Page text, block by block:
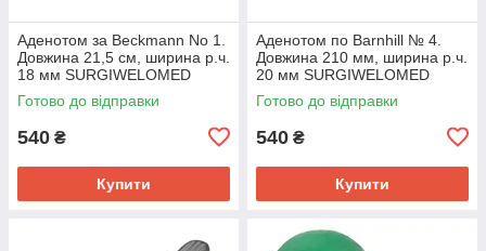
Аденотом за Beckmann No 1.
Довжина 21,5 см, ширина р.ч.
18 мм SURGIWELOMED
Готово до відправки
540 ₴
Купити
Аденотом по Barnhill № 4.
Довжина 210 мм, ширина р.ч.
20 мм SURGIWELOMED
Готово до відправки
540 ₴
Купити